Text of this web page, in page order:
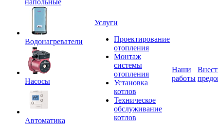
напольные
Водонагреватели
Насосы
Автоматика
Услуги
Проектирование
отопления
Монтаж
системы
отопления
Установка
котлов
Техническое
обслуживание
котлов
Наши
работы